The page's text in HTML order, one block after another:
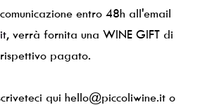
entro 48h all'email
, verrà fornita una WINE GIFT di
pagato.
qui hello@piccoliwine.it o